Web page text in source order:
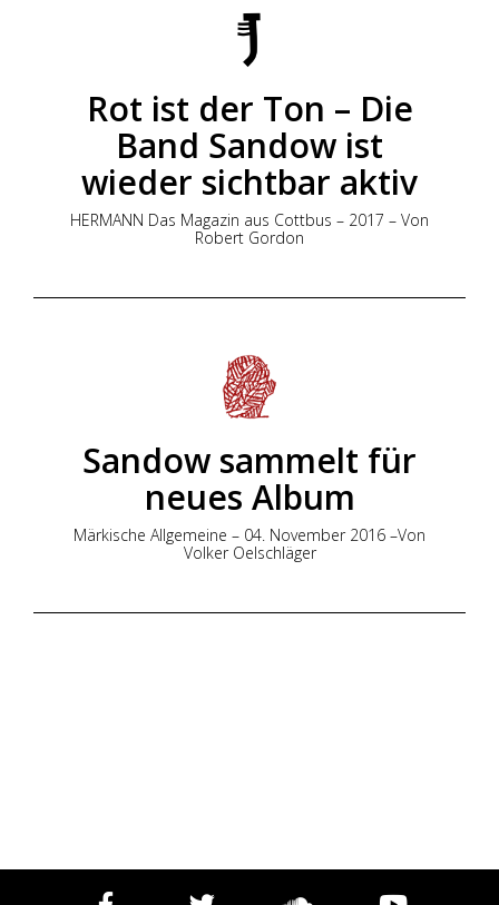
Rot ist der Ton – Die
Band Sandow ist
wieder sichtbar aktiv
HERMANN Das Magazin aus Cottbus – 2017 – Von
Robert Gordon
Sandow sammelt für
neues Album
Märkische Allgemeine – 04. November 2016 –Von
Volker Oelschläger